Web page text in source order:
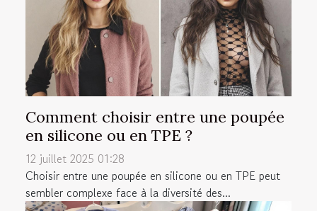
Comment choisir entre une poupée
en silicone ou en TPE ?
12 juillet 2025 01:28
Choisir entre une poupée en silicone ou en TPE peut
sembler complexe face à la diversité des...